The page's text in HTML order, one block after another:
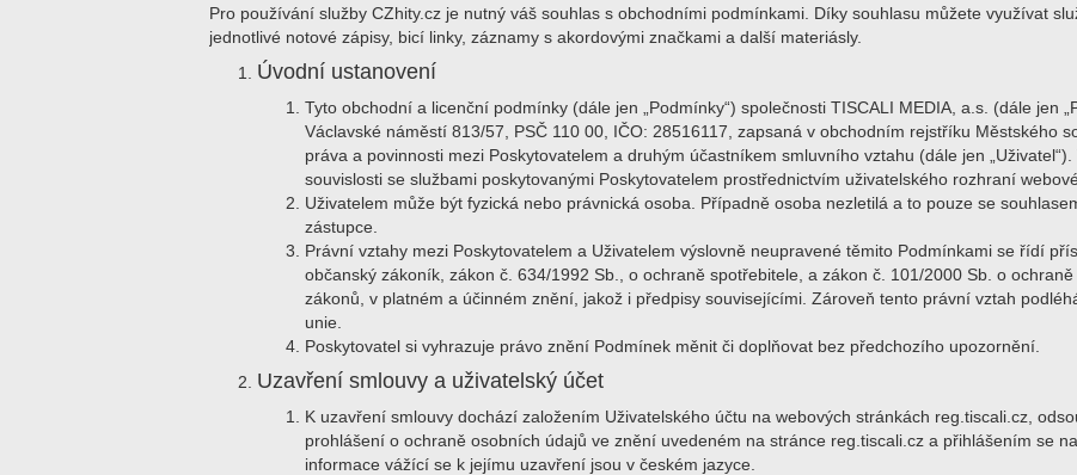
Pro používání služby CZhity.cz je nutný váš souhlas s obchodními podmínkami. Díky souhlasu můžete využívat
jednotlivé notové zápisy, bicí linky, záznamy s akordovými značkami a další materiásly.
Úvodní ustanovení
Tyto obchodní a licenční podmínky (dále jen „Podmínky“) společnosti TISCALI MEDIA, a.s. (dále jen
Václavské náměstí 813/57, PSČ 110 00, IČO: 28516117, zapsaná v obchodním rejstříku Městského
práva a povinnosti mezi Poskytovatelem a druhým účastníkem smluvního vztahu (dále jen
souvislosti se službami poskytovanými Poskytovatelem prostřednictvím uživatelského rozhraní
Uživatelem může být fyzická nebo právnická osoba. Případně osoba nezletilá a to pouze se
zástupce.
Právní vztahy mezi Poskytovatelem a Uživatelem výslovně neupravené těmito Podmínkami se řídí
občanský zákoník, zákon č. 634/1992 Sb., o ochraně spotřebitele, a zákon č. 101/2000 Sb. o
zákonů, v platném a účinném znění, jakož i předpisy souvisejícími. Zároveň tento právní vztah
unie.
Poskytovatel si vyhrazuje právo znění Podmínek měnit či doplňovat bez předchozího upozornění.
Uzavření smlouvy a uživatelský účet
K uzavření smlouvy dochází založením Uživatelského účtu na webových stránkách reg.tiscali.cz,
prohlášení o ochraně osobních údajů ve znění uvedeném na stránce reg.tiscali.cz a přihlášením se
informace vážící se k jejímu uzavření jsou v českém jazyce.